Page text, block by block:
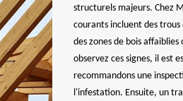
structurels majeurs. Chez
courants incluent des trous
des zones de bois
observez ces signes, il est
recommandons une
l'infestation. Ensuite, un